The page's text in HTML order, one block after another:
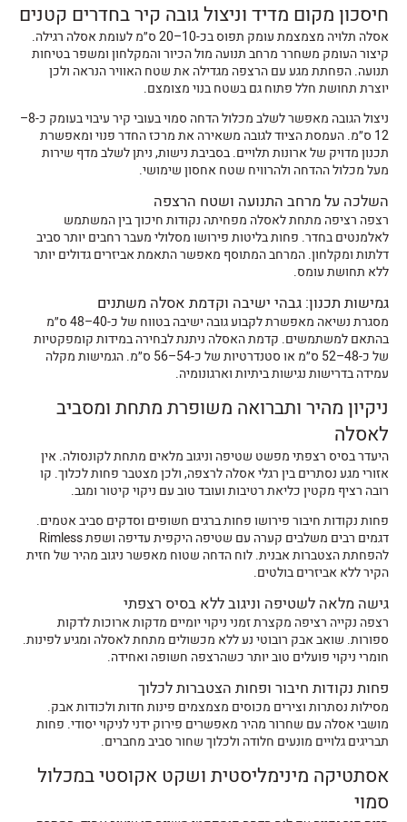
חיסכון מקום מדיד וניצול גובה קיר בחדרים קטנים
אסלה תלויה מצמצמת עומק תפוס בכ-10–20 ס״מ לעומת אסלה רגילה.
קיצור העומק משחרר מרחב תנועה מול הכיור והמקלחון ומשפר בטיחות
תנועה. הפחתת מגע עם הרצפה מגדילה את שטח האוויר הנראה ולכן
יוצרת תחושת חלל פתוח גם בשטח בנוי מצומצם.
ניצול הגובה מאפשר לשלב מכלול הדחה סמוי בעובי קיר עיבוי בעומק כ-8–
12 ס״מ. העמסת הציוד לגובה משאירה את מרכז החדר פנוי ומאפשרת
תכנון מדויק של ארונות תלויים. בסביבת נישות, ניתן לשלב מדף שירות
מעל מכלול ההדחה ולהרוויח שטח אחסון שימושי.
השלכה על מרחב התנועה ושטח הרצפה
רצפה רציפה מתחת לאסלה מפחיתה נקודות חיכוך בין המשתמש
לאלמנטים בחדר. פחות בליטות פירושו מסלולי מעבר רחבים יותר סביב
דלתות ומקלחון. המרחב המתוסף מאפשר התאמת אביזרים גדולים יותר
ללא תחושת עומס.
גמישות תכנון: גבהי ישיבה וקדמת אסלה משתנים
מסגרת נשיאה מאפשרת לקבוע גובה ישיבה בטווח של כ-40–48 ס״מ
בהתאם למשתמשים. קדמת האסלה ניתנת לבחירה במידות קומפקטיות
של כ-48–52 ס״מ או סטנדרטיות של כ-54–56 ס״מ. הגמישות מקלה
עמידה בדרישות נגישות ביתיות וארגונומיה.
ניקיון מהיר ותברואה משופרת מתחת ומסביב
לאסלה
היעדר בסיס רצפתי מפשט שטיפה וניגוב מלאים מתחת לקונסולה. אין
אזורי מגע נסתרים בין רגלי אסלה לרצפה, ולכן מצטבר פחות לכלוך. קו
רובה רציף מקטין כליאת רטיבות ועובד טוב עם ניקוי קיטור ומגב.
פחות נקודות חיבור פירושו פחות ברגים חשופים וסדקים סביב אטמים.
דגמים רבים משלבים קערה עם שטיפה היקפית עדיפה ושפת Rimless
להפחתת הצטברות אבנית. לוח הדחה שטוח מאפשר ניגוב מהיר של חזית
הקיר ללא אביזרים בולטים.
גישה מלאה לשטיפה וניגוב ללא בסיס רצפתי
רצפה נקייה רציפה מקצרת זמני ניקוי יומיים מדקות ארוכות לדקות
ספורות. שואב אבק רובוטי נע ללא מכשולים מתחת לאסלה ומגיע לפינות.
חומרי ניקוי פועלים טוב יותר כשהרצפה חשופה ואחידה.
פחות נקודות חיבור ופחות הצטברות לכלוך
מסילות נסתרות וצירים מכוסים מצמצמים פינות חדות ולכודות אבק.
מושבי אסלה עם שחרור מהיר מאפשרים פירוק ידני לניקוי יסודי. פחות
תבריגים גלויים מונעים חלודה ולכלוך שחור סביב מחברים.
אסתטיקה מינימליסטית ושקט אקוסטי במכלול
סמוי